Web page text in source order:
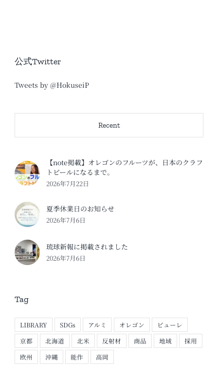
公式Twitter
Tweets by @HokuseiP
Recent
【note掲載】オレゴンのフルーツが、日本のクラフ
トビールになるまで。
2026年7月22日
夏季休業日のお知らせ
2026年7月6日
琉球新報に掲載されました
2026年7月6日
Tag
LIBRARY SDGs アルミ オレゴン
ピューレ
京都
北海道 北米 反射材 商品 地域
採用
欧州
沖縄 能作 高岡